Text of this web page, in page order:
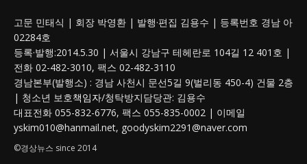
고문 민태식 | 회장 박영환 | 발행·편집 김용수 | 등록번호 경남 아
02284호
등록·발행:2014.5.30 | 서울시 강남구 테헤란로 104길 12 401호 |
전화 02-482-3010, 팩스 02-482-3110
경남본부(발행소) : 경남 사천시 문선5길 9(벌리동 450-4) 건물 2층
| 청소년 보호책임자/청탁방지담당관: 김용수
대표전화 055-832-6776, 팩스 055-835-0002 | 이메일
yskim010@hanmail.net, goodyskim2291@naver.com
©경상뉴스 since 2014